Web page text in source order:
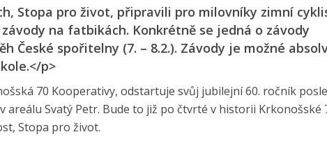
Stopa pro život, připravili pro milovníky zimní
na fatbikách. Konkrétně se jedná o závody
České spořitelny (7. – 8.2.). Závody je možné
p>
70 Kooperativy, odstartuje svůj jubilejní 60. ročník
areálu Svatý Petr. Bude to již po čtvrté v historii Krkonošské
Stopa pro život.